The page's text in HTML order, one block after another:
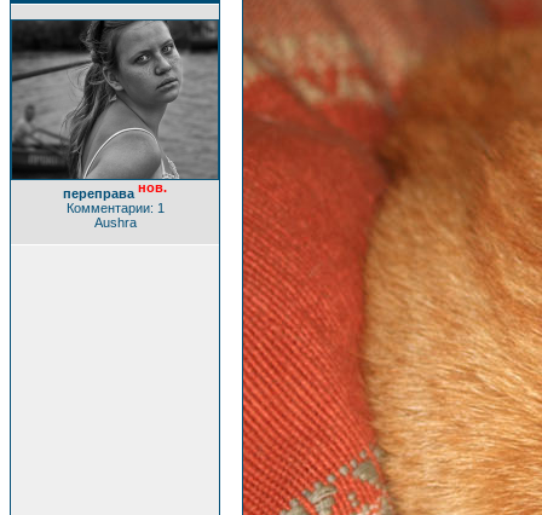
переправа нов.
Комментарии: 1
Aushra